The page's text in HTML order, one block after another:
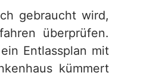
gebraucht wird,
überprüfen.
Entlassplan mit
kümmert